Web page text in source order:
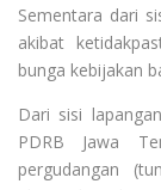
Sementara dari
akibat
bunga kebijakan
Dari sisi
PDRB Jawa
pergudangan